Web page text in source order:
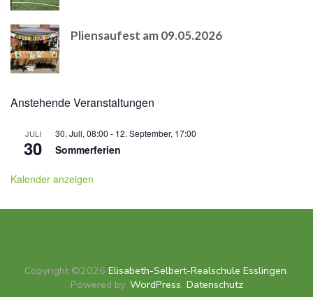
Pliensaufest am 09.05.2026
Anstehende Veranstaltungen
JULI
30
30. Juli, 08:00 - 12. September, 17:00
Sommerferien
Kalender anzeigen
Copyright ©2026 Elisabeth-Selbert-Realschule Esslingen.
Powered by: WordPress. Datenschutz